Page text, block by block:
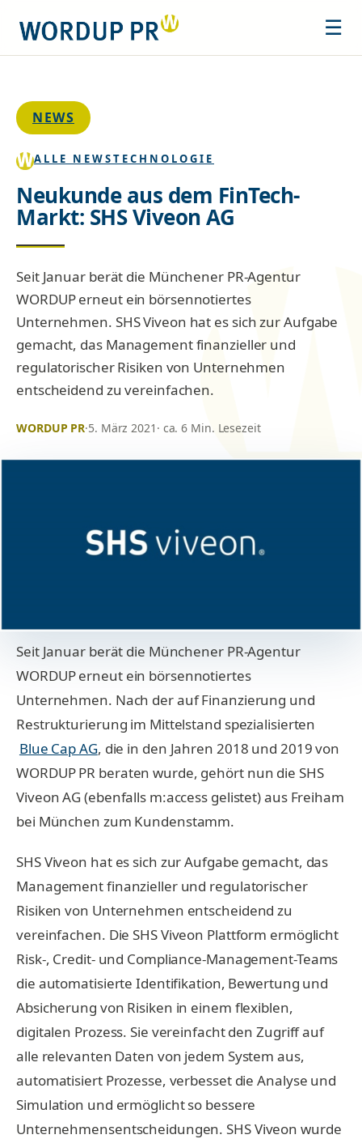
☰
NEWS
ALLE NEWSTECHNOLOGIE
Neukunde aus dem FinTech-
Markt: SHS Viveon AG
Seit Januar berät die Münchener PR-Agentur
WORDUP erneut ein börsennotiertes
Unternehmen. SHS Viveon hat es sich zur Aufgabe
gemacht, das Management finanzieller und
regulatorischer Risiken von Unternehmen
entscheidend zu vereinfachen.
WORDUP PR·5. März 2021 · ca. 6 Min. Lesezeit
Seit Januar berät die Münchener PR-Agentur
WORDUP erneut ein börsennotiertes
Unternehmen. Nach der auf Finanzierung und
Restrukturierung im Mittelstand spezialisierten
Blue Cap AG, die in den Jahren 2018 und 2019 von
WORDUP PR beraten wurde, gehört nun die SHS
Viveon AG (ebenfalls m:access gelistet) aus Freiham
bei München zum Kundenstamm.
SHS Viveon hat es sich zur Aufgabe gemacht, das
Management finanzieller und regulatorischer
Risiken von Unternehmen entscheidend zu
vereinfachen. Die SHS Viveon Plattform ermöglicht
Risk-, Credit- und Compliance-Management-Teams
die automatisierte Identifikation, Bewertung und
Absicherung von Risiken in einem flexiblen,
digitalen Prozess. Sie vereinfacht den Zugriff auf
alle relevanten Daten von jedem System aus,
automatisiert Prozesse, verbesset die Analyse und
Simulation und ermöglicht so bessere
Unternehmensentscheidungen. SHS Viveon wurde